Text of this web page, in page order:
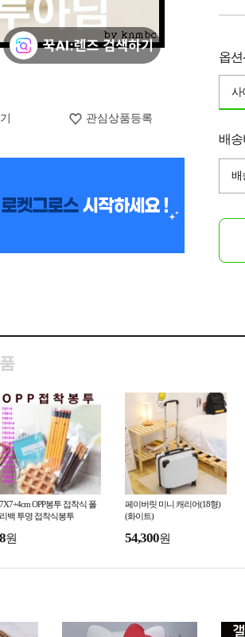
관심상품등록
옵
사
배송
배
7X7+4cm OPP봉투 접착식 폴
리백 투명 접착식봉투
8원
페이버릿 미니 캐리어(18형)
(화이트)
54,300원